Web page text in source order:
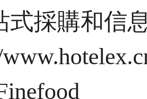
式採購和信